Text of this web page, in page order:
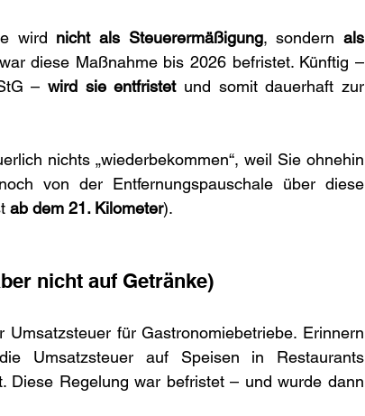
wird nicht als Steuerermäßigung, sondern als
diese Maßnahme bis 2026 befristet. Künftig –
– wird sie entfristet und somit dauerhaft zur
nichts „wiederbekommen“, weil Sie ohnehin
von der Entfernungspauschale über diese
ab dem 21. Kilometer).
nicht auf Getränke)
für Gastronomiebetriebe. Erinnern
Umsatzsteuer auf Speisen in Restaurants
Diese Regelung war befristet – und wurde dann